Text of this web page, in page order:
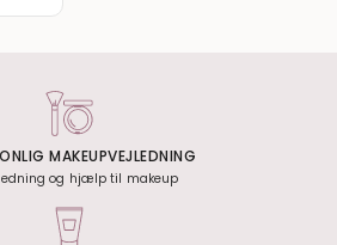
MAKEUPVEJLEDNING
og hjælp til makeup